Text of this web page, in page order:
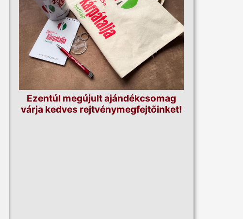
Ezentúl megújult ajándékcsomag
várja kedves rejtvénymegfejtőinket!